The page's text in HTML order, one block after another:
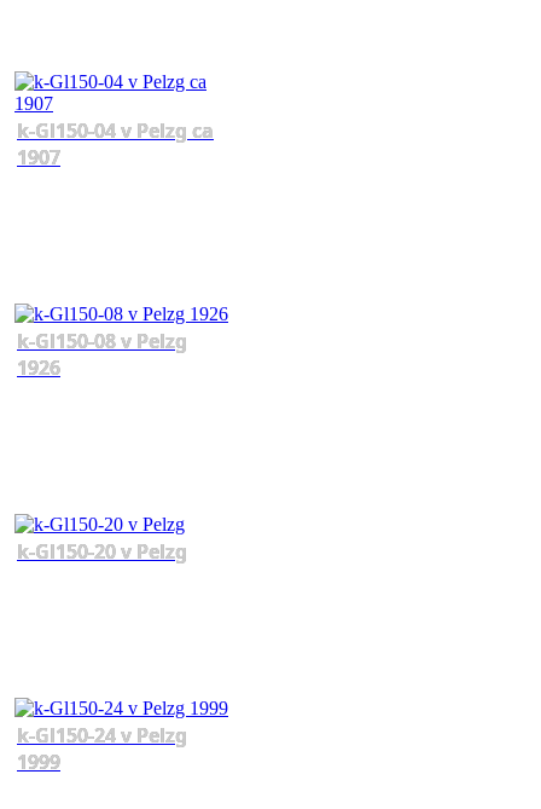
k-Gl150-04 v Pelzg ca
1907
k-Gl150-08 v Pelzg
1926
k-Gl150-20 v Pelzg
k-Gl150-24 v Pelzg
1999